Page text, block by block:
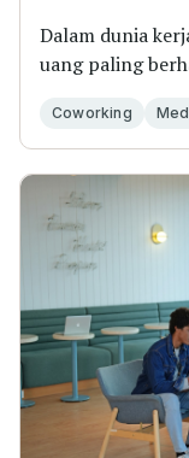
Dalam dunia
uang paling
Coworking